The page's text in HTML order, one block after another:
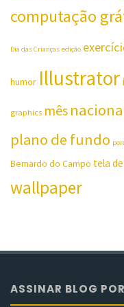
computação
Dia das Crianças edição
humor Illustrator
graphics mês
plano de fundo
Bernardo do Campo tela
wallpaper
ASSINAR BLOG